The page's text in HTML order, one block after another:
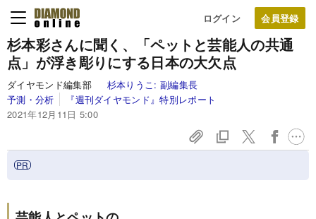
ログイン
杉本彩さんに聞く、「ペットと芸能人の共通
点」が浮き彫りにする日本の大欠点
ダイヤモンド編集部 杉本りうこ:副編集長
予測・分析
『週刊ダイヤモンド』特別レポート
2021年12月11日 5:00